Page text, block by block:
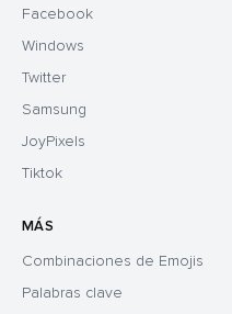
Facebook
Windows
Twitter
Samsung
JoyPixels
Tiktok
MÁS
Combinaciones de Emojis
Palabras clave